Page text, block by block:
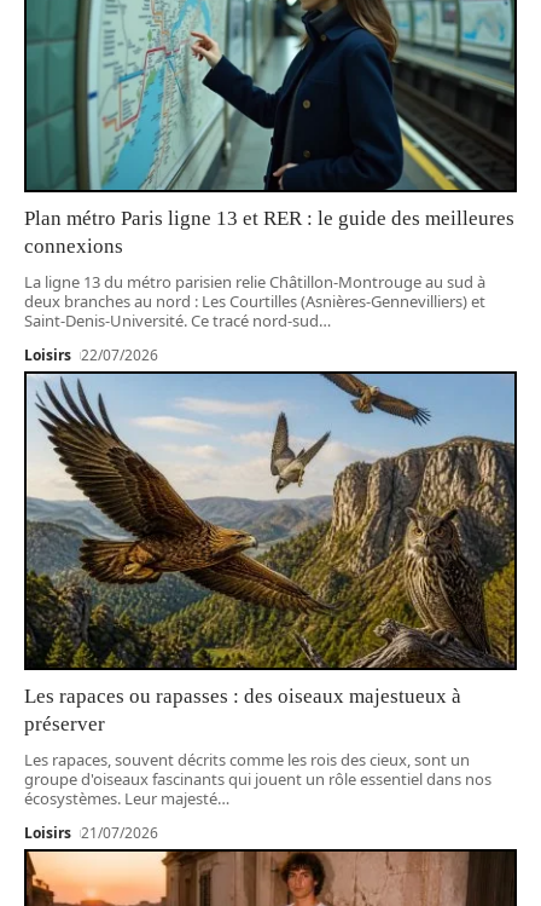
Plan métro Paris ligne 13 et RER : le guide des meilleures
connexions
La ligne 13 du métro parisien relie Châtillon-Montrouge au sud à
deux branches au nord : Les Courtilles (Asnières-Gennevilliers) et
Saint-Denis-Université. Ce tracé nord-sud…
Loisirs 22/07/2026
Les rapaces ou rapasses : des oiseaux majestueux à
préserver
Les rapaces, souvent décrits comme les rois des cieux, sont un
groupe d'oiseaux fascinants qui jouent un rôle essentiel dans nos
écosystèmes. Leur majesté…
Loisirs 21/07/2026